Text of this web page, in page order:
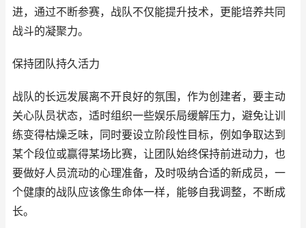
进，通过不断参赛，战队不仅能提升技术，更能培养共同
战斗的凝聚力。
保持团队持久活力
战队的长远发展离不开良好的氛围，作为创建者，要主动
关心队员状态，适时组织一些娱乐局缓解压力，避免让训
练变得枯燥乏味，同时要设立阶段性目标，例如争取达到
某个段位或赢得某场比赛，让团队始终保持前进动力，也
要做好人员流动的心理准备，及时吸纳合适的新成员，一
个健康的战队应该像生命体一样，能够自我调整，不断成
长。